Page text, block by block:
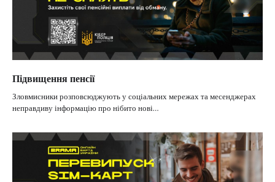
Підвищення пенсії
Зловмисники розповсюджують у соціальних мережах та месенджерах
неправдиву інформацію про нібито нові…